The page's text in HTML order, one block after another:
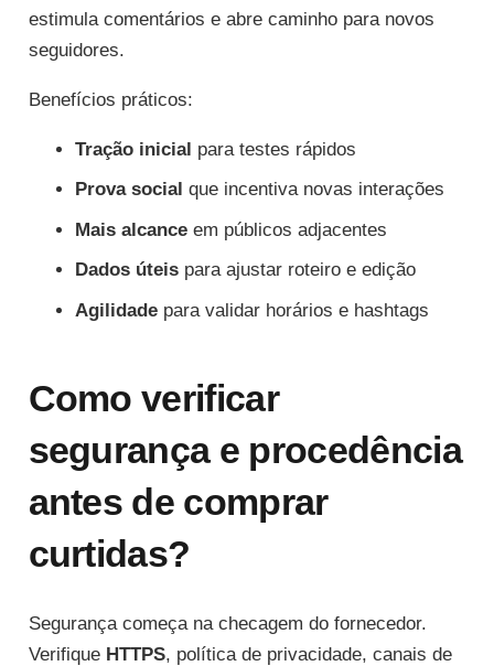
estimula comentários e abre caminho para novos
seguidores.
Benefícios práticos:
Tração inicial para testes rápidos
Prova social que incentiva novas interações
Mais alcance em públicos adjacentes
Dados úteis para ajustar roteiro e edição
Agilidade para validar horários e hashtags
Como verificar
segurança e procedência
antes de comprar
curtidas?
Segurança começa na checagem do fornecedor.
Verifique HTTPS, política de privacidade, canais de